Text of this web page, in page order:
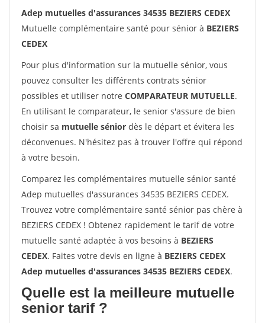
Adep mutuelles d'assurances 34535 BEZIERS CEDEX
Mutuelle complémentaire santé pour sénior à BEZIERS
CEDEX
Pour plus d'information sur la mutuelle sénior, vous
pouvez consulter les différents contrats sénior
possibles et utiliser notre COMPARATEUR MUTUELLE.
En utilisant le comparateur, le senior s'assure de bien
choisir sa mutuelle sénior dès le départ et évitera les
déconvenues. N'hésitez pas à trouver l'offre qui répond
à votre besoin.
Comparez les complémentaires mutuelle sénior santé
Adep mutuelles d'assurances 34535 BEZIERS CEDEX.
Trouvez votre complémentaire santé sénior pas chère à
BEZIERS CEDEX ! Obtenez rapidement le tarif de votre
mutuelle santé adaptée à vos besoins à BEZIERS
CEDEX. Faites votre devis en ligne à BEZIERS CEDEX
Adep mutuelles d'assurances 34535 BEZIERS CEDEX.
Quelle est la meilleure mutuelle
senior tarif ?